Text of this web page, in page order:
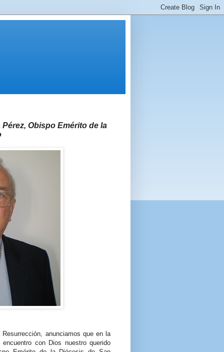
Obispo Emérito de la
anunciamos que en la
con Dios nuestro querido